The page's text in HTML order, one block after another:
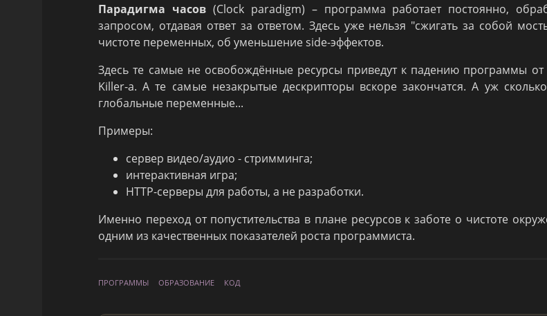
Парадигма часов(Clock paradigm) – программа работает постоянно,
запросом, отдавая ответ за ответом. Здесь уже нельзя "сжигать за собой
чистоте переменных, об уменьшение side-эффектов.
Здесь те самые не освобождённые ресурсы приведут к падению программы от
Killer-а. А те самые незакрытые дескрипторы вскоре закончатся. А уж
глобальные переменные...
Примеры:
сервер видео/аудио - стримминга;
интерактивная игра;
HTTP-серверы для работы, а не разработки.
Именно переход от попустительства в плане ресурсов к заботе о чистоте
одним из качественных показателей роста программиста.
ПРОГРАММЫ ОБРАЗОВАНИЕ КОД